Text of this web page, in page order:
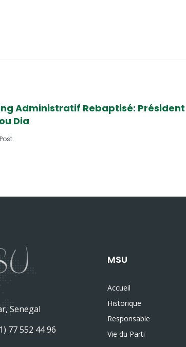
Administratif Rebaptisé: Président
Dia
Senegal
77 552 44 96
MSU
Accueil
Historique
Responsable
Vie du Parti